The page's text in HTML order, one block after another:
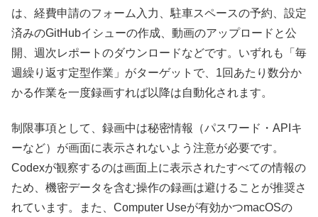
は、経費申請のフォーム入力、駐車スペースの予約、設定
済みのGitHubイシューの作成、動画のアップロードと公
開、週次レポートのダウンロードなどです。いずれも「毎
週繰り返す定型作業」がターゲットで、1回あたり数分か
かる作業を一度録画すれば以降は自動化されます。
制限事項として、録画中は秘密情報（パスワード・APIキ
ーなど）が画面に表示されないよう注意が必要です。
Codexが観察するのは画面上に表示されたすべての情報の
ため、機密データを含む操作の録画は避けることが推奨さ
れています。また、Computer Useが有効かつmacOSの